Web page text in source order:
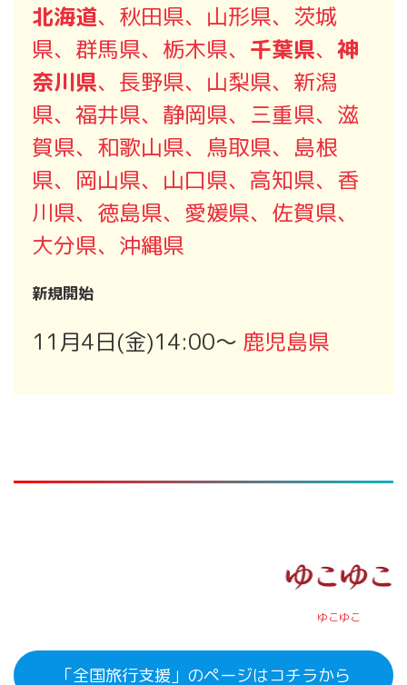
北海道、秋田県、山形県、茨城
県、群馬県、栃木県、 千葉県、 神
奈川県、長野県、山梨県、新潟
県、福井県、静岡県、三重県、滋
賀県、和歌山県、鳥取県、島根
県、岡山県、山口県、高知県、香
川県、徳島県、愛媛県、佐賀県、
大分県、沖縄県
新規開始
11月4日(金)14:00～ 鹿児島県
ゆこゆこ
「全国旅行支援」のページはコチラから